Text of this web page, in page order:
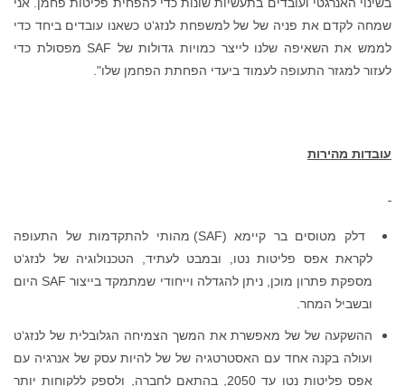
שמחה לקדם את פניה של של למשפחת לנזג‘ט כשאנו עובדים ביחד כדי
לממש את השאיפה שלנו לייצר כמויות גדולות של SAF מפסולת כדי
לעזור למגזר התעופה לעמוד ביעדי הפחתת הפחמן שלו".
עובדות מהירות
דלק מטוסים בר קיימא (SAF) מהותי להתקדמות של התעופה
לקראת אפס פליטות נטו, ובמבט לעתיד, הטכנולוגיה של לנזג‘ט
מספקת פתרון מוכן, ניתן להגדלה וייחודי שמתמקד בייצור SAF היום
ובשביל המחר.
ההשקעה של של מאפשרת את המשך הצמיחה הגלובלית של לנזג‘ט
ועולה בקנה אחד עם האסטרטגיה של של להיות עסק של אנרגיה עם
אפס פליטות נטו עד 2050, בהתאם לחברה, ולספק ללקוחות יותר